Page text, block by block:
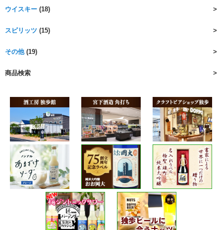
ウイスキー (18)
スピリッツ (15)
その他(19)
商品検索